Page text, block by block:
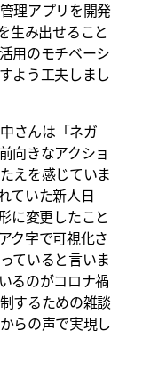
理アプリを開発
生み出せること
用のモチベーシ
よう工夫しまし
さんは「ネガ
向きなアクショ
えを感じていま
ていた新人日
に変更したこと
ク字で可視化さ
ていると言いま
るのがコロナ禍
するための雑談
らの声で実現し